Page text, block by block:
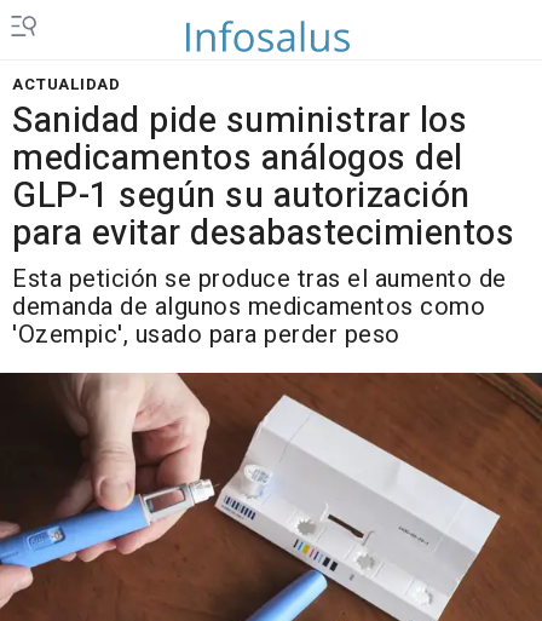
ACTUALIDAD
Sanidad pide suministrar los
medicamentos análogos del
GLP-1 según su autorización
para evitar desabastecimientos
Esta petición se produce tras el aumento de
demanda de algunos medicamentos como
'Ozempic', usado para perder peso